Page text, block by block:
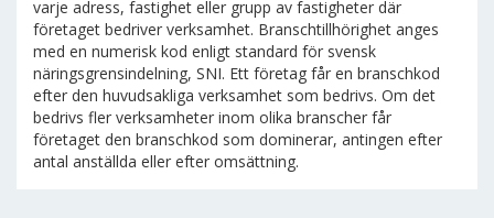
varje adress, fastighet eller grupp av fastigheter där
företaget bedriver verksamhet. Branschtillhörighet anges
med en numerisk kod enligt standard för svensk
näringsgrensindelning, SNI. Ett företag får en branschkod
efter den huvudsakliga verksamhet som bedrivs. Om det
bedrivs fler verksamheter inom olika branscher får
företaget den branschkod som dominerar, antingen efter
antal anställda eller efter omsättning.